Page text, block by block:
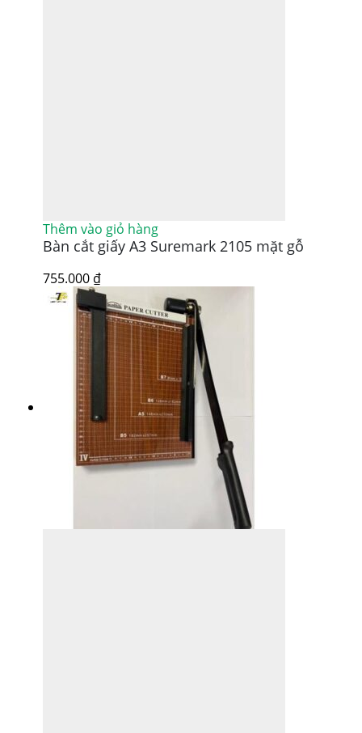
Thêm vào giỏ hàng
Bàn cắt giấy A3 Suremark 2105 mặt gỗ
755.000 ₫